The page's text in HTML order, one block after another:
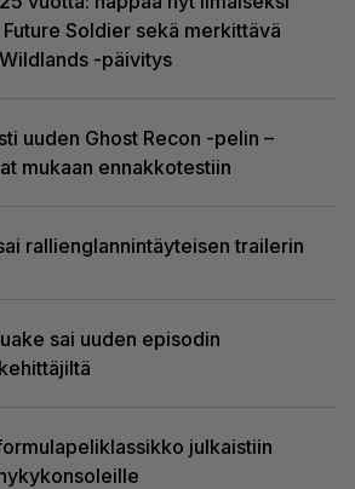
Future Soldier sekä merkittävä
-päivitys
uuden Ghost Recon -pelin –
mukaan ennakkotestiin
rallienglannintäyteisen trailerin
sai uuden episodin
julkaistiin